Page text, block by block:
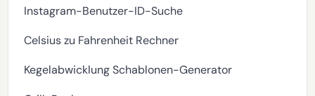
Instagram-Benutzer-ID-Suche
Celsius zu Fahrenheit Rechner
Kegelabwicklung Schablonen-Generator